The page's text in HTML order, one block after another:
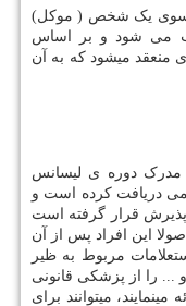
سوی یک شخص ( موکل)
می شود و بر اساس
منعقد میشود که به آن
مدرک دوره ی لیسانس
دریافت کرده است و
پذیرش قرار گرفته است
این افراد پس از آن
مربوط به ظیر
... را از پزشکی قانونی
مینمایند، میتوانند برای